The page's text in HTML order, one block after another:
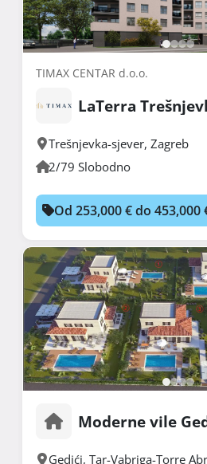
TIMAX CENTAR d.o.o.
LaTerra
Trešnjevka-sjever, Zagreb
2/79 Slobodno
Od 253,000 € do 453,000
Moderne vile
Gedići, Tar-Vabriga-Torre